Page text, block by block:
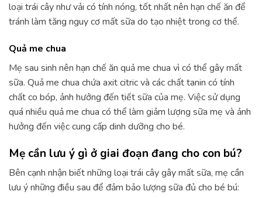
loại trái cây như vải có tính nóng, tốt nhất nên hạn chế ăn để
tránh làm tăng nguy cơ mất sữa do tạo nhiệt trong cơ thể.
Quả me chua
Mẹ sau sinh nên hạn chế ăn quả me chua vì có thể gây mất
sữa. Quả me chua chứa axit citric và các chất tanin có tính
chất co bóp, ảnh hưởng đến tiết sữa của mẹ. Việc sử dụng
quá nhiều quả me chua có thể làm giảm lượng sữa mẹ và ảnh
hưởng đến việc cung cấp dinh dưỡng cho bé.
Mẹ cần lưu ý gì ở giai đoạn đang cho con bú?
Bên cạnh nhận biết những loại trái cây gây mất sữa, mẹ cần
lưu ý những điều sau để đảm bảo lượng sữa đủ cho bé bú: